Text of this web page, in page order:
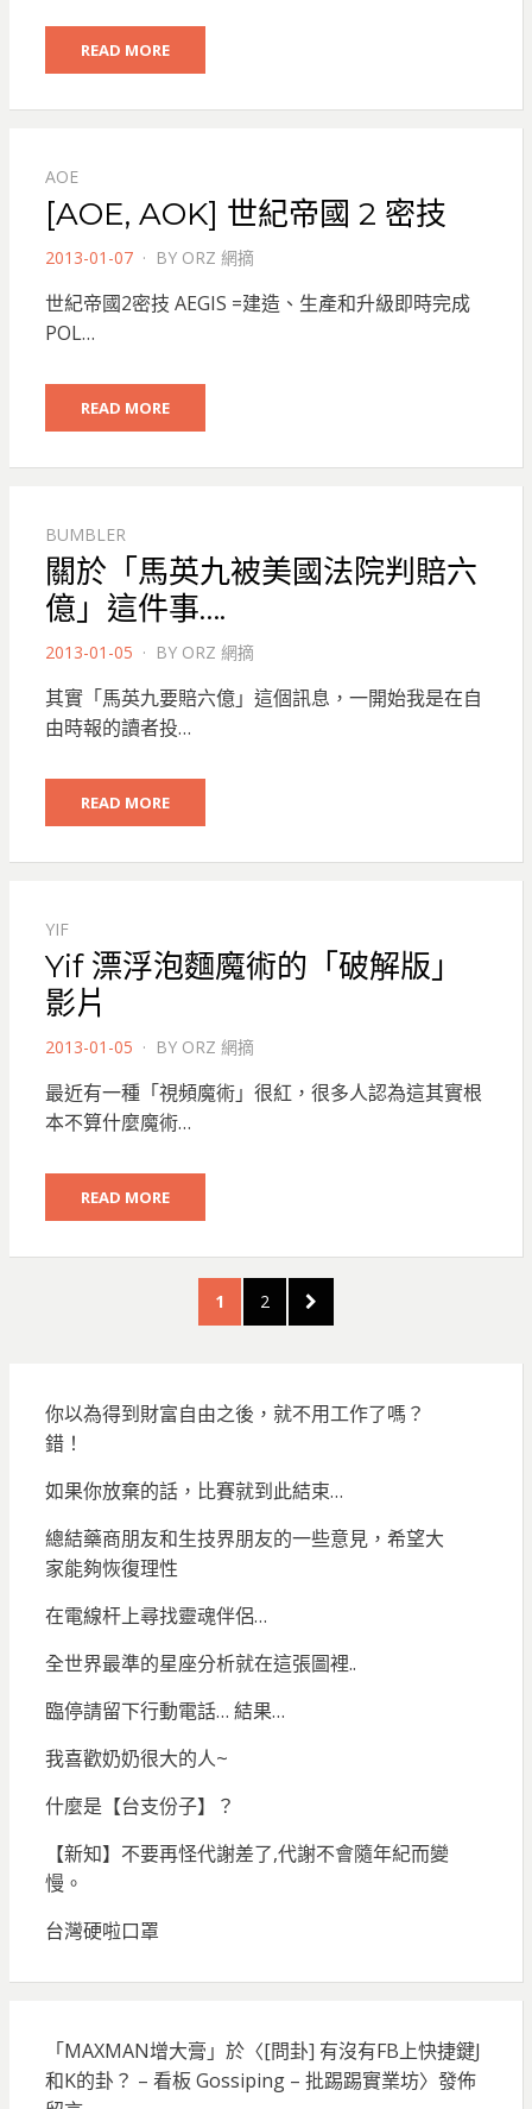
READ MORE
AOE
[AOE, AOK] 世紀帝國 2 密技
POSTED
2013-01-07 BY ORZ 網摘
世紀帝國2密技 AEGIS =建造、生產和升級即時完成
POL…
READ MORE
BUMBLER
關於「馬英九被美國法院判賠六
億」這件事….
POSTED
2013-01-05 BY ORZ 網摘
其實「馬英九要賠六億」這個訊息，一開始我是在自
由時報的讀者投…
READ MORE
YIF
Yif 漂浮泡麵魔術的「破解版」
影片
POSTED
2013-01-05 BY ORZ 網摘
最近有一種「視頻魔術」很紅，很多人認為這其實根
本不算什麼魔術…
READ MORE
PAGE
1 PAGE
2
NEXT
PAGE
你以為得到財富自由之後，就不用工作了嗎？
錯！
如果你放棄的話，比賽就到此結束…
總結藥商朋友和生技界朋友的一些意見，希望大
家能夠恢復理性
在電線杆上尋找靈魂伴侶…
全世界最準的星座分析就在這張圖裡..
臨停請留下行動電話… 結果…
我喜歡奶奶很大的人~
什麼是【台支份子】？
【新知】不要再怪代謝差了,代謝不會隨年紀而變
慢。
台灣硬啦口罩
「MAXMAN增大膏 」於〈[問卦] 有沒有FB上快捷鍵J
和K的卦？ – 看板 Gossiping – 批踢踢實業坊〉發佈